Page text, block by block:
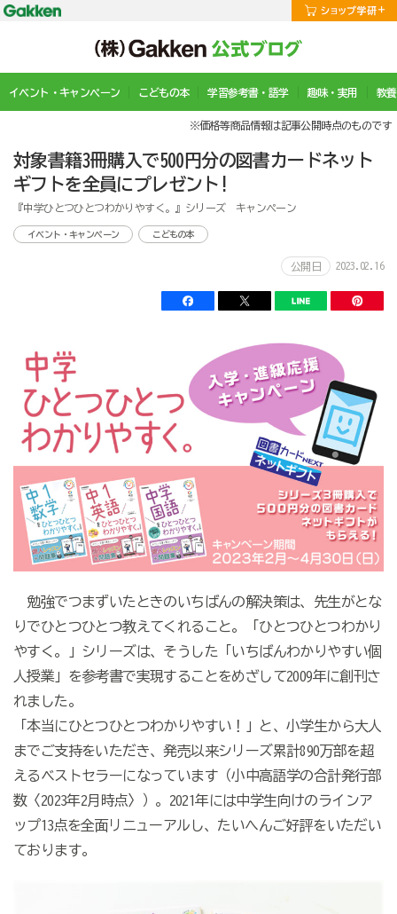
イベント・キャンペーン こどもの本 学習参考書・語学 趣味・実用 教
※価格等商品情報は記事公開時点のものです
対象書籍3冊購入で500円分の図書カードネット
ギフトを全員にプレゼント!
『中学ひとつひとつわかりやすく。』シリーズ キャンペーン
イベント・キャンペーン こどもの本
公開日 2023.02.16
勉強でつまずいたときのいちばんの解決策は、先生がとな
りでひとつひとつ教えてくれること。「ひとつひとつわかり
やすく。」シリーズは、そうした「いちばんわかりやすい個
人授業」を参考書で実現することをめざして2009年に創刊さ
れました。
「本当にひとつひとつわかりやすい！」と、小学生から大人
までご支持をいただき、発売以来シリーズ累計890万部を超
えるベストセラーになっています（小中高語学の合計発行部
数〈2023年2月時点〉）。2021年には中学生向けのラインア
ップ13点を全面リニューアルし、たいへんご好評をいただい
ております。